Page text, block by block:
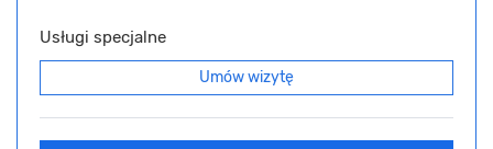
Usługi specjalne
Umów wizytę